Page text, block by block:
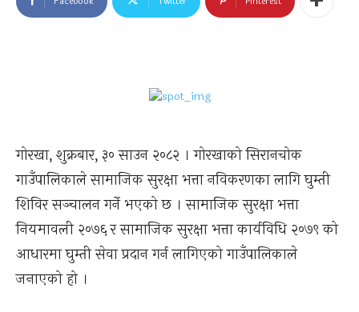
गोरखा, शुक्रबार, ३० साउन २०८२ । गोरखाको सिरानचोक
गाउँपालिकाले सामाजिक सुरक्षा भत्ता नविकरणका लागि घुम्ती
शिविर सञ्चालन गर्ने भएको छ । सामाजिक सुरक्षा भत्ता
नियमावली २०७६ र सामाजिक सुरक्षा भत्ता कार्यविधि २०७९ को
आधारमा घुम्ती सेवा प्रदान गर्न लागिएको गाउँपालिकाले
जनाएको हो ।